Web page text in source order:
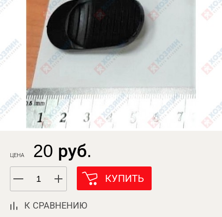
ЦЕНА 20 руб.
КУПИТЬ
К СРАВНЕНИЮ